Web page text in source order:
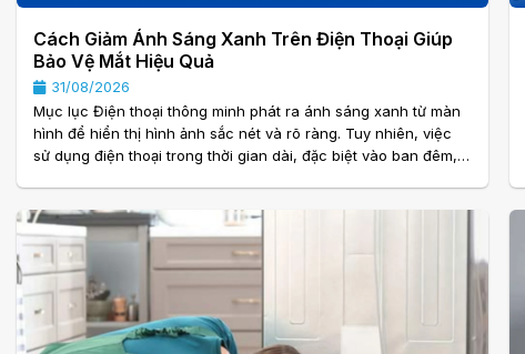
Cách Giảm Ánh Sáng Xanh Trên Điện Thoại Giúp
Bảo Vệ Mắt Hiệu Quả
31/08/2026
Mục lục Điện thoại thông minh phát ra ánh sáng xanh từ màn
hình để hiển thị hình ảnh sắc nét và rõ ràng. Tuy nhiên, việc
sử dụng điện thoại trong thời gian dài, đặc biệt vào ban đêm,
người dùng quan tâm. Hãy cùng dichvu3t.com tìm hiểu những
cách đơn giản nhưng hiệu quả dưới đây. 1. Bật Chế Độ Lọc Ánh
Sáng Xanh Có Sẵn Hầu hết điện thoại Android và iPhone. . .